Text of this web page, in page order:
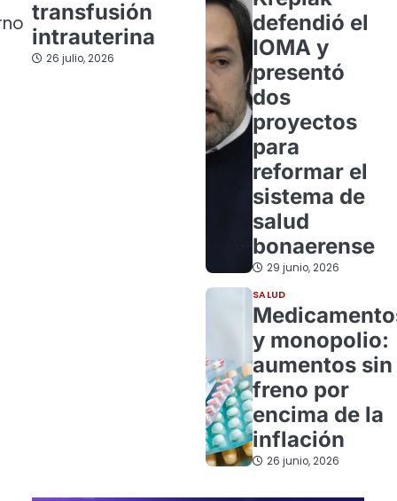
transfusión
intrauterina
26 julio, 2026
defendió el
IOMA y
presentó
dos
proyectos
para
reformar el
sistema de
salud
bonaerense
29 junio, 2026
SALUD
y monopolio:
aumentos sin
freno por
encima de la
inflación
26 junio, 2026